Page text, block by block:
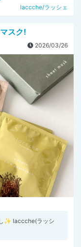
laccche/ラッシェ
スク!
2026/03/26
✨ laccche(ラッシ